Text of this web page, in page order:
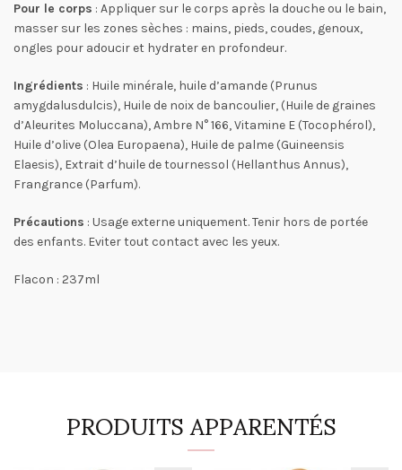
Pour le corps : Appliquer sur le corps après la douche ou le bain,
masser sur les zones sèches : mains, pieds, coudes, genoux,
ongles pour adoucir et hydrater en profondeur.
Ingrédients : Huile minérale, huile d’amande (Prunus
amygdalusdulcis), Huile de noix de bancoulier, (Huile de graines
d’Aleurites Moluccana), Ambre N° 166, Vitamine E (Tocophérol),
Huile d’olive (Olea Europaena), Huile de palme (Guineensis
Elaesis), Extrait d’huile de tournessol (Hellanthus Annus),
Frangrance (Parfum).
Précautions : Usage externe uniquement. Tenir hors de portée
des enfants. Eviter tout contact avec les yeux.
Flacon : 237ml
PRODUITS APPARENTÉS